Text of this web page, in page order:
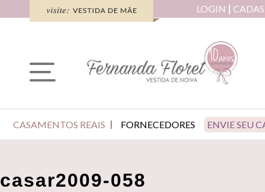
LOGIN
CASAMENTOS REAIS FORNECEDORES ENVIE SEU
casar2009-058